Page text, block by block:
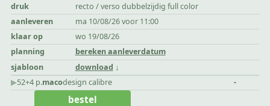
druk
recto / verso dubbelzijdig full color
aanleveren
ma 10/08/26 voor 11:00
klaar op
wo 19/08/26
planning
bereken aanleverdatum
sjabloon
download
▶︎52+4 p.macodesign calibre -
bestel